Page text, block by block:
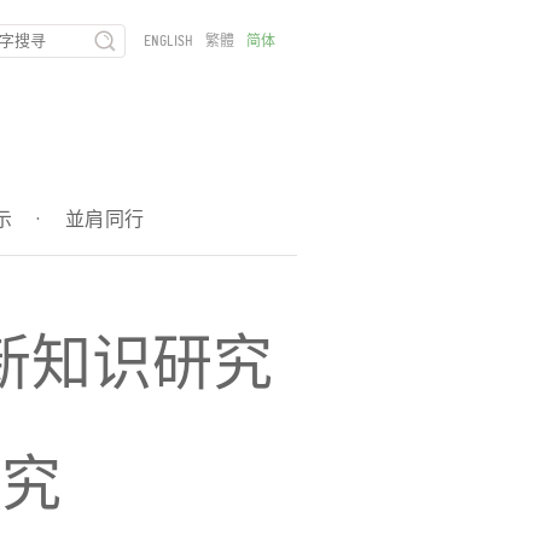
· 並肩同行
ENGLISH 繁體 简体
知识研究